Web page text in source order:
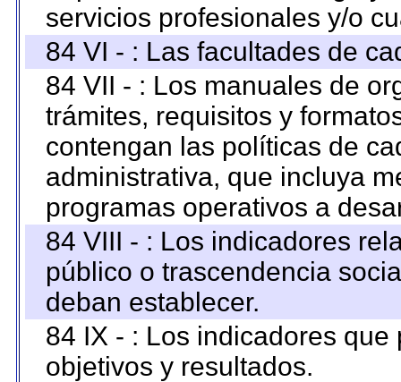
servicios profesionales y/o
84 VI - : Las facultades de
84 VII - : Los manuales de
trámites, requisitos y
contengan las políticas de
administrativa, que incluya
programas operativos a
84 VIII - : Los indicadores
público o trascendencia
deban establecer.
84 IX - : Los indicadores
objetivos y resultados.